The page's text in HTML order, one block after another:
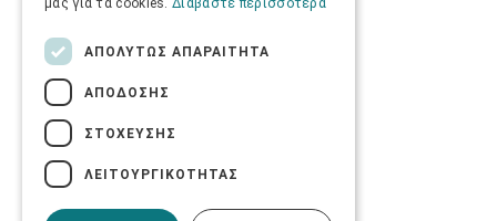
μας για τα cookies. Διαβάστε περισσότερα
ΑΠΟΛΎΤΩΣ ΑΠΑΡΑΊΤΗΤΑ
ΑΠΌΔΟΣΗΣ
ΣΤΌΧΕΥΣΗΣ
ΛΕΙΤΟΥΡΓΙΚΌΤΗΤΑΣ